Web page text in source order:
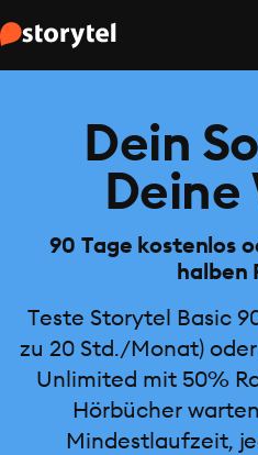
Dein
Deine
90 Tage kostenlos
halben
Teste Storytel Basic
zu 20 Std./Monat)
Unlimited mit 50%
Hörbücher
Mindestlaufzeit,